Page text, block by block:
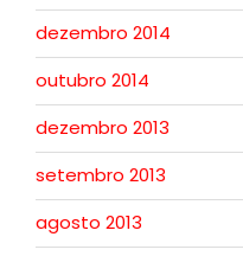
dezembro 2014
outubro 2014
dezembro 2013
setembro 2013
agosto 2013